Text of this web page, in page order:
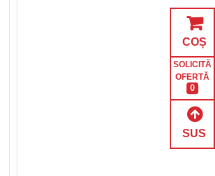
COȘ
SOLICITĂ
OFERTĂ
0
SUS